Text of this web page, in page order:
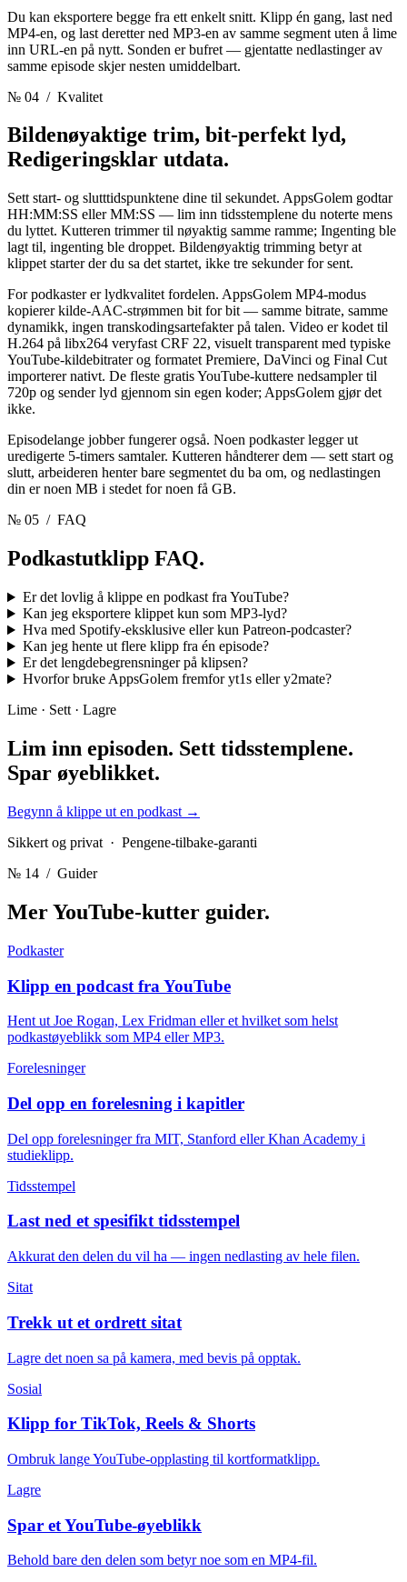
Du kan eksportere begge fra ett enkelt snitt. Klipp én gang, last ned
MP4-en, og last deretter ned MP3-en av samme segment uten å lime
inn URL-en på nytt. Sonden er bufret — gjentatte nedlastinger av
samme episode skjer nesten umiddelbart.
№ 04 / Kvalitet
Bildenøyaktige trim, bit-perfekt lyd,
Redigeringsklar utdata.
Sett start- og slutttidspunktene dine til sekundet. AppsGolem godtar
HH:MM:SS eller MM:SS — lim inn tidsstemplene du noterte mens
du lyttet. Kutteren trimmer til nøyaktig samme ramme; Ingenting ble
lagt til, ingenting ble droppet. Bildenøyaktig trimming betyr at
klippet starter der du sa det startet, ikke tre sekunder for sent.
For podkaster er lydkvalitet fordelen. AppsGolem MP4-modus
kopierer kilde-AAC-strømmen bit for bit — samme bitrate, samme
dynamikk, ingen transkodingsartefakter på talen. Video er kodet til
H.264 på libx264 veryfast CRF 22, visuelt transparent med typiske
YouTube-kildebitrater og formatet Premiere, DaVinci og Final Cut
importerer nativt. De fleste gratis YouTube-kuttere nedsampler til
720p og sender lyd gjennom sin egen koder; AppsGolem gjør det
ikke.
Episodelange jobber fungerer også. Noen podkaster legger ut
uredigerte 5-timers samtaler. Kutteren håndterer dem — sett start og
slutt, arbeideren henter bare segmentet du ba om, og nedlastingen
din er noen MB i stedet for noen få GB.
№ 05 / FAQ
Podkastutklipp FAQ.
Er det lovlig å klippe en podkast fra YouTube?
Kan jeg eksportere klippet kun som MP3-lyd?
Hva med Spotify-eksklusive eller kun Patreon-podcaster?
Kan jeg hente ut flere klipp fra én episode?
Er det lengdebegrensninger på klipsen?
Hvorfor bruke AppsGolem fremfor yt1s eller y2mate?
Lime · Sett · Lagre
Lim inn episoden. Sett tidsstemplene.
Spar øyeblikket.
Begynn å klippe ut en podkast →
Sikkert og privat · Pengene-tilbake-garanti
№ 14 / Guider
Mer YouTube-kutter guider.
Podkaster
Klipp en podcast fra YouTube
Hent ut Joe Rogan, Lex Fridman eller et hvilket som helst
podkastøyeblikk som MP4 eller MP3.
Forelesninger
Del opp en forelesning i kapitler
Del opp forelesninger fra MIT, Stanford eller Khan Academy i
studieklipp.
Tidsstempel
Last ned et spesifikt tidsstempel
Akkurat den delen du vil ha — ingen nedlasting av hele filen.
Sitat
Trekk ut et ordrett sitat
Lagre det noen sa på kamera, med bevis på opptak.
Sosial
Klipp for TikTok, Reels & Shorts
Ombruk lange YouTube-opplasting til kortformatklipp.
Lagre
Spar et YouTube-øyeblikk
Behold bare den delen som betyr noe som en MP4-fil.